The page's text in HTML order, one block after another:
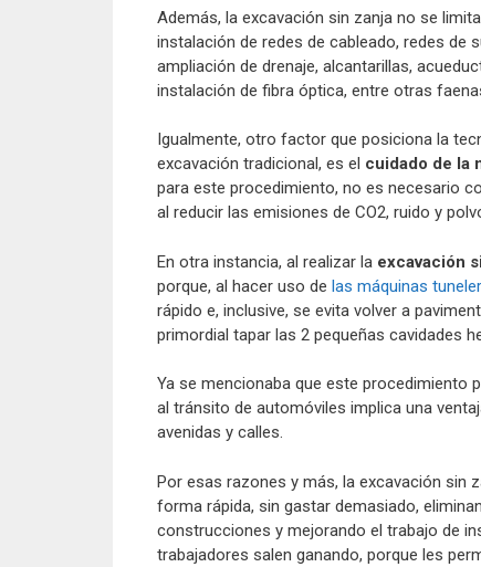
Además, la excavación sin zanja no se
instalación de redes de cableado, redes de
ampliación de drenaje, alcantarillas,
instalación de fibra óptica, entre otras
Igualmente, otro factor que posiciona la
excavación tradicional, es el cuidado de la
para este procedimiento, no es necesario
al reducir las emisiones de CO2, ruido y
En otra instancia, al realizar la excavación
porque, al hacer uso de las máquinas
rápido e, inclusive, se evita volver a
primordial tapar las 2 pequeñas cavidades
Ya se mencionaba que este procedimiento
al tránsito de automóviles implica una
avenidas y calles.
Por esas razones y más, la excavación sin
forma rápida, sin gastar demasiado,
construcciones y mejorando el trabajo de
trabajadores salen ganando, porque les